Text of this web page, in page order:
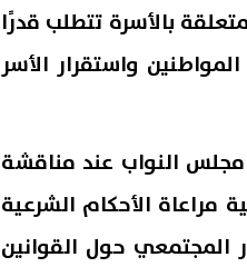
بالأسرة تتطلب قدرًا
المواطنين واستقرار الأسر
النواب عند مناقشة
مراعاة الأحكام الشرعية
المجتمعي حول القوانين